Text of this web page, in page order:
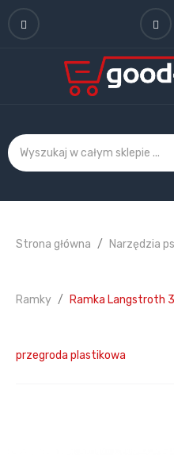
Strona główna Narzędzia
Ramky Ramka Langstroth
przegroda plastikowa